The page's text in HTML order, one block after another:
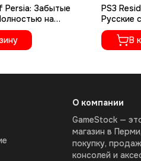
Persia: Забытые
на
BLES-00906)
PS3
Русские
В
О компании
GameStock —
магазин в
покупку,
консолей и